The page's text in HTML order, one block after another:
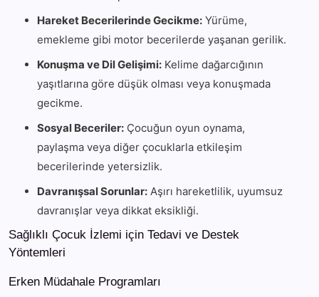
Hareket Becerilerinde Gecikme: Yürüme,
emekleme gibi motor becerilerde yaşanan gerilik.
Konuşma ve Dil Gelişimi: Kelime dağarcığının
yaşıtlarına göre düşük olması veya konuşmada
gecikme.
Sosyal Beceriler: Çocuğun oyun oynama,
paylaşma veya diğer çocuklarla etkileşim
becerilerinde yetersizlik.
Davranışsal Sorunlar: Aşırı hareketlilik, uyumsuz
davranışlar veya dikkat eksikliği.
Sağlıklı Çocuk İzlemi için Tedavi ve Destek
Yöntemleri
Erken Müdahale Programları